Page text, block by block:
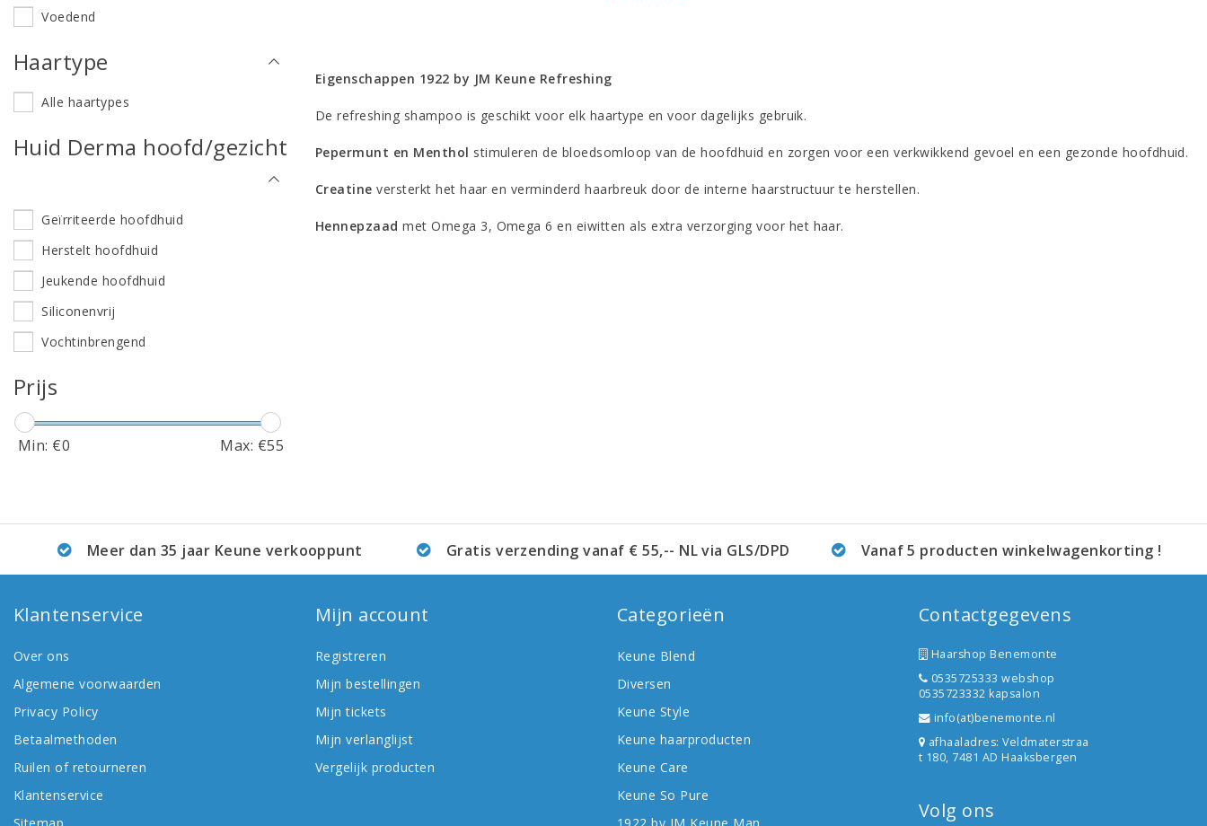
Voedend
Haartype
Alle haartypes
Huid Derma hoofd/gezicht
Geïrriteerde hoofdhuid
Herstelt hoofdhuid
Jeukende hoofdhuid
Siliconenvrij
Vochtinbrengend
Prijs
Min: €0 Max: €55
Eigenschappen 1922 by JM Keune Refreshing
De refreshing shampoo is geschikt voor elk haartype en voor dagelijks gebruik.
Pepermunt en Menthol stimuleren de bloedsomloop van de hoofdhuid en zorgen voor een verkwikkend gevoel en een gezonde hoofdhuid.
Creatineversterkt het haar en verminderd haarbreuk door de interne haarstructuur te herstellen.
Hennepzaadmet Omega 3, Omega 6 en eiwitten als extra verzorging voor het haar.
Meer dan 35 jaar Keune verkooppunt Gratis verzending vanaf € 55,-- NL via GLS/DPD Vanaf 5 producten winkelwagenkorting !
Klantenservice
Over ons
Algemene voorwaarden
Privacy Policy
Betaalmethoden
Ruilen of retourneren
Klantenservice
Mijn account
Registreren
Mijn bestellingen
Mijn tickets
Mijn verlanglijst
Vergelijk producten
Categorieën
Keune Blend
Diversen
Keune Style
Keune haarproducten
Keune Care
Keune So Pure
Contactgegevens
Haarshop Benemonte
0535725333 webshop
0535723332 kapsalon
info(at)benemonte.nl
afhaaladres: Veldmaterstraa
t 180, 7481 AD Haaksbergen
Volg ons